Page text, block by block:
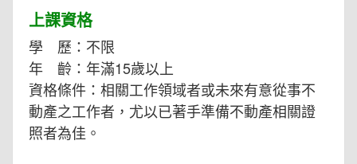
上課資格
學 歷：不限
年 齡：年滿15歲以上
資格條件：相關工作領域者或未來有意從事不
動產之工作者，尤以已著手準備不動產相關證
照者為佳。